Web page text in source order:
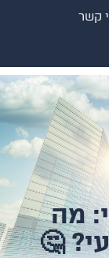
🤔